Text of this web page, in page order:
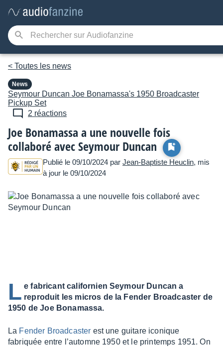
< Toutes les news
News
Seymour Duncan Joe Bonamassa's 1950 Broadcaster
Pickup Set
2 réactions
Joe Bonamassa a une nouvelle fois
collaboré avec Seymour Duncan
Publié le 09/10/2024 par Jean-Baptiste Heuclin, mis
à jour le 09/10/2024
L e fabricant californien Seymour Duncan a
reproduit les micros de la Fender Broadcaster de
1950 de Joe Bonamassa.
La Fender Broad­cas­ter est une guitare iconique
fabriquée entre l’au­tomne 1950 et le prin­temps 1951. On